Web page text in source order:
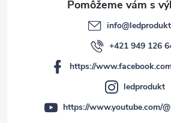
info@
+421 949 126
https://
ledprodukt
https://www.youtube.com/